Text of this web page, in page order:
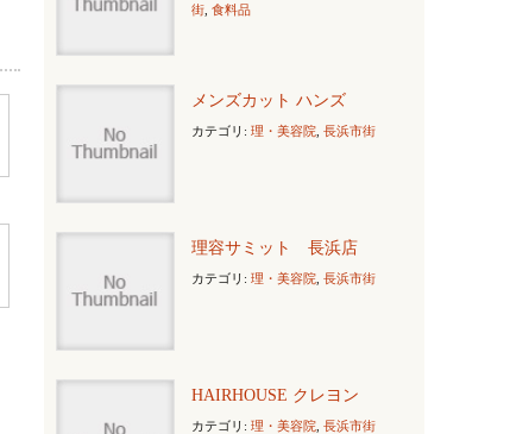
街 食料品
メンズカット ハンズ
カテゴリ: 理・美容院 長浜市街
理容サミット 長浜店
カテゴリ: 理・美容院 長浜市街
HAIRHOUSE クレヨン
カテゴリ: 理・美容院 長浜市街